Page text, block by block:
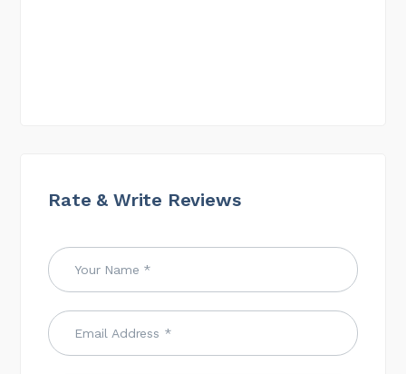
Rate & Write Reviews